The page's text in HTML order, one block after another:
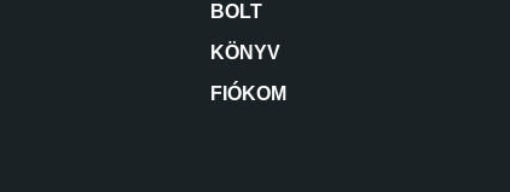
BOLT
KÖNYV
FIÓKOM